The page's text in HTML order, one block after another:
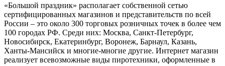
«Большой праздник» располагает собственной сетью
сертифицированных магазинов и представительств по всей
России – это около 300 торговых розничных точек в более чем
100 городах РФ. Среди них: Москва, Санкт-Петербург,
Новосибирск, Екатеринбург, Воронеж, Барнаул, Казань,
Ханты-Мансийск и многие-многие другие. Интернет магазин
реализует всевозможные виды пиротехники, оформленные в